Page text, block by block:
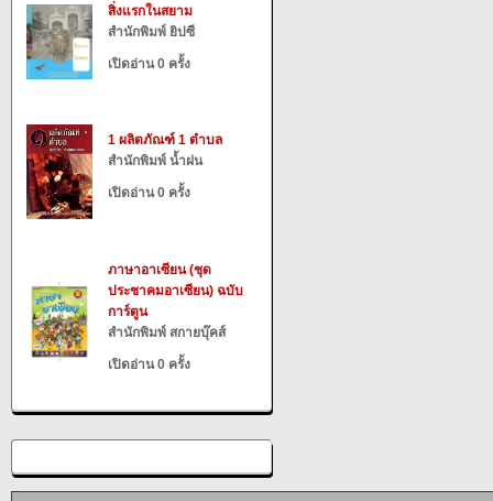
สิ่งแรกในสยาม
สำนักพิมพ์ ยิปซี
เปิดอ่าน 0 ครั้ง
1 ผลิตภัณฑ์ 1 ตำบล
สำนักพิมพ์ น้ำฝน
เปิดอ่าน 0 ครั้ง
ภาษาอาเซียน (ชุด
ประชาคมอาเซียน) ฉบับ
การ์ตูน
สำนักพิมพ์ สกายบุ๊คส์
เปิดอ่าน 0 ครั้ง